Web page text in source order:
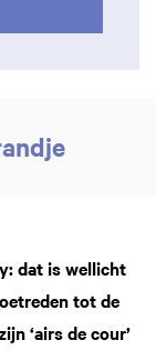
dat is wellicht
tot de
‘airs de cour’